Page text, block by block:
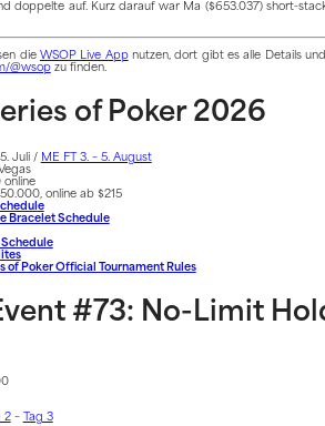
doppelte auf. Kurz darauf war Ma ($653.037) short-
die WSOP Live Appnutzen, dort gibt es alle Details
@wsopzu finden.
of Poker 2026
Juli / ME FT 3. – 5. August
online
online ab $215
Bracelet Schedule
of Poker Official Tournament Rules
#73: No-Limit
2– Tag 3